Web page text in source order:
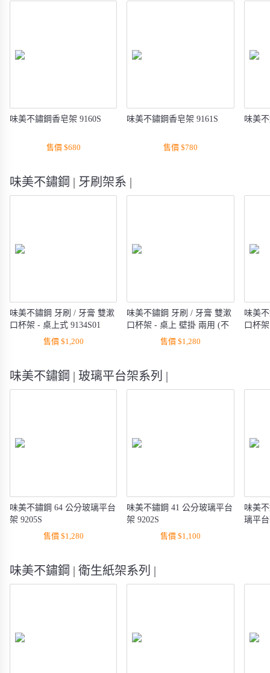
味美不鏽鋼香皂架 9160S
售價 $680
味美不鏽鋼香皂架 9161S
售價 $780
味美
味美不鏽鋼 | 牙刷架系 |
味美不鏽鋼 牙刷 / 牙膏 雙漱
口杯架 - 桌上式 9134S01
售價 $1,200
味美不鏽鋼 牙刷 / 牙膏 雙漱
口杯架 - 桌上 壁掛 兩用 (不
含 S 勾) 9135S01
售價 $1,280
味美
口杯
味美不鏽鋼 | 玻璃平台架系列 |
味美不鏽鋼 64 公分玻璃平台
架 9205S
售價 $1,280
味美不鏽鋼 41 公分玻璃平台
架 9202S
售價 $1,100
味美
璃平
味美不鏽鋼 | 衛生紙架系列 |